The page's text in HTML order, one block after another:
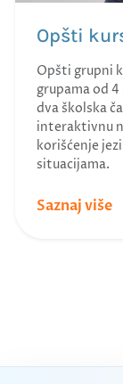
Opšti
Opšti grupni
grupama od
dva školska
interaktivnu
korišćenje
situacijama.
Saznaj više